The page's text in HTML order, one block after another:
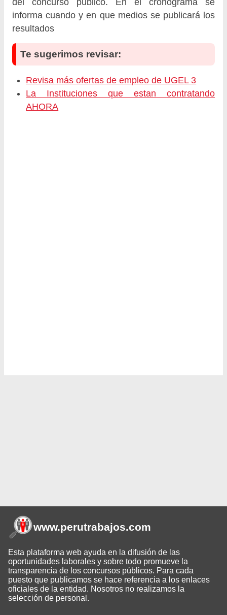
del concurso público. En el cronograma se
informa cuando y en que medios se publicará los
resultados
Te sugerimos revisar:
Revisa más ofertas de empleo de UGEL 3
La Instituciones que estan contratando
AHORA
www.perutrabajos.com
Esta plataforma web ayuda en la difusión de las
oportunidades laborales y sobre todo promueve la
transparencia de los concursos públicos. Para cada
puesto que publicamos se hace referencia a los enlaces
oficiales de la entidad. Nosotros no realizamos la
selección de personal.